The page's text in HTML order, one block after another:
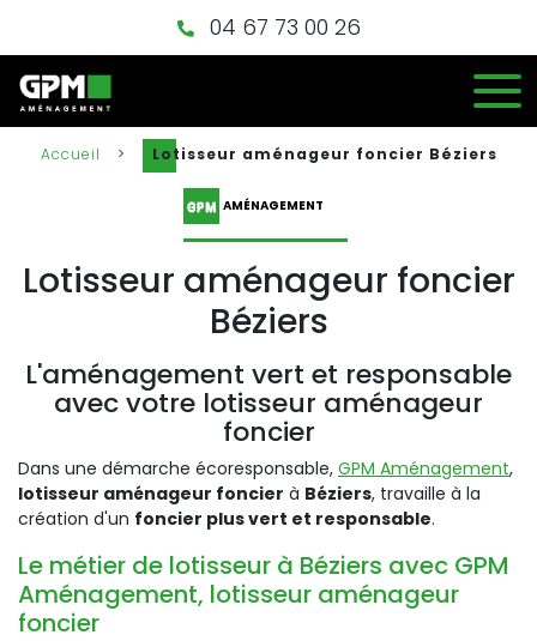
04 67 73 00 26
Accueil > Lotisseur aménageur foncier Béziers
AMÉNAGEMENT
Lotisseur aménageur foncier
Béziers
L'aménagement vert et responsable
avec votre lotisseur aménageur
foncier
Dans une démarche écoresponsable, GPM Aménagement,
lotisseur aménageur foncier à Béziers, travaille à la
création d'un foncier plus vert et responsable.
Le métier de lotisseur à Béziers avec GPM
Aménagement, lotisseur aménageur
foncier